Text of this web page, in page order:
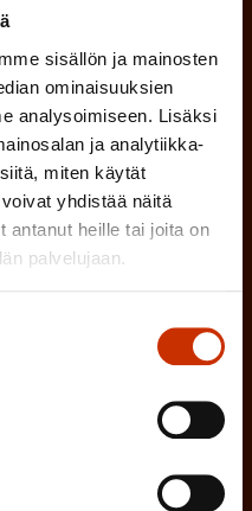
sisällön ja mainosten
ominaisuuksien
analysoimiseen. Lisäksi
ja analytiikka-
miten käytät
yhdistää näitä
antanut heille tai joita on
palvelujaan.
k
o
l
l
i
n
ja käsittelyn
mukaisesti *
l